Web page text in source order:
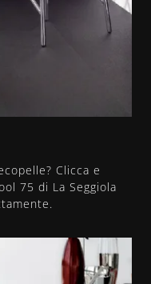
Clicca e
75 di La Seggiola